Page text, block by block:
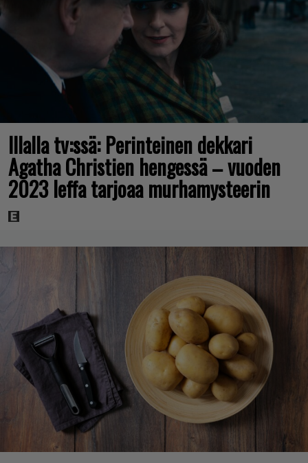
Illalla tv:ssä: Perinteinen dekkari
Agatha Christien hengessä – vuoden
2023 leffa tarjoaa murhamysteerin